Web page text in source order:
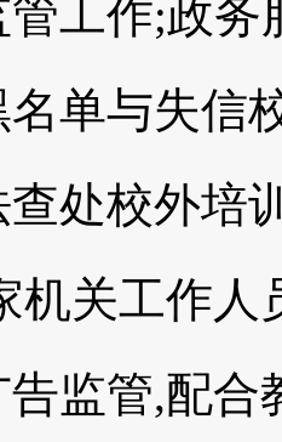
工作;政
单与失信
查处校外培
机关工作
监管,配